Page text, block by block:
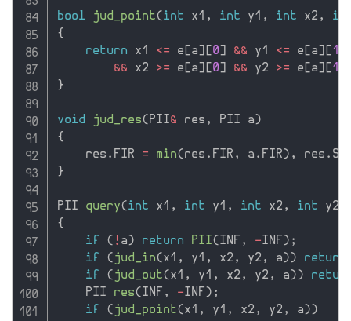
bool jud_point(int x1 , int y1 , int x2 ,
{
return x1 <= e [a] [0] && y1 <= e [a] [1
&& x2 >= e [a] [0] && y2 >= e [a] [1
}
void jud_res(PII& res , PII a)
{
    res
. FIR = min(res . FIR , a . FIR) , res .
}
PII query(int x1 , int y1 , int x2 , int y2
{
if
( ! a) return PII(INF , -INF ) ;
if
( jud_in(x1 , y1 , x2 , y2 , a))
return
if
( jud_out(x1 , y1 , x2 , y2 , a))
    PII
res(INF , -INF ) ;
if
( jud_point(x1 , y1 , x2 , y2 , a))